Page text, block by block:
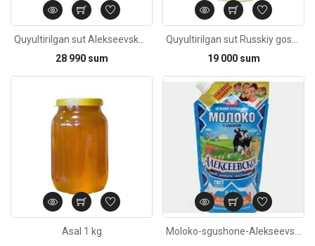
28 990 sum
19 000 sum
Asal 1 kg